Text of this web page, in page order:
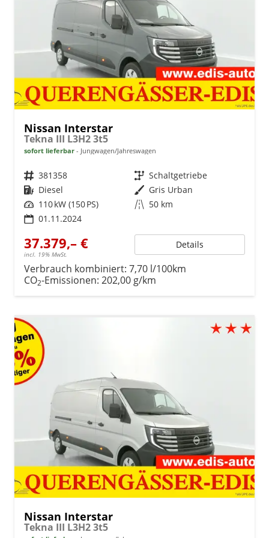
Nissan Interstar
Tekna III L3H2 3t5
sofort lieferbar Jungwagen/Jahreswagen
Fahrzeugnr. 381358 Getriebe Schaltgetriebe
Kraftstoff Diesel Außenfarbe Gris Urban
Leistung 110 kW (150 PS) Kilometerstand 50 km
01.11.2024
37.379,– €
incl. 19% MwSt.
Details
Verbrauch kombiniert: 7,70 l/100km
CO2-Emissionen: 202,00 g/km
Nissan Interstar
Tekna III L3H2 3t5